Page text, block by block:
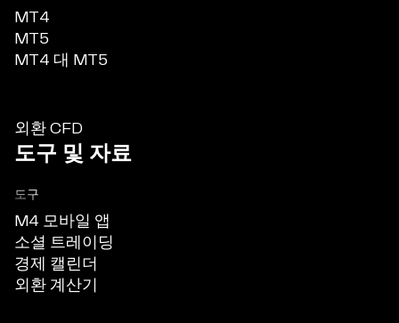
MT4
MT5
MT4 대 MT5
외환 CFD
도구 및 자료
도구
M4 모바일 앱
소셜 트레이딩
경제 캘린더
외환 계산기